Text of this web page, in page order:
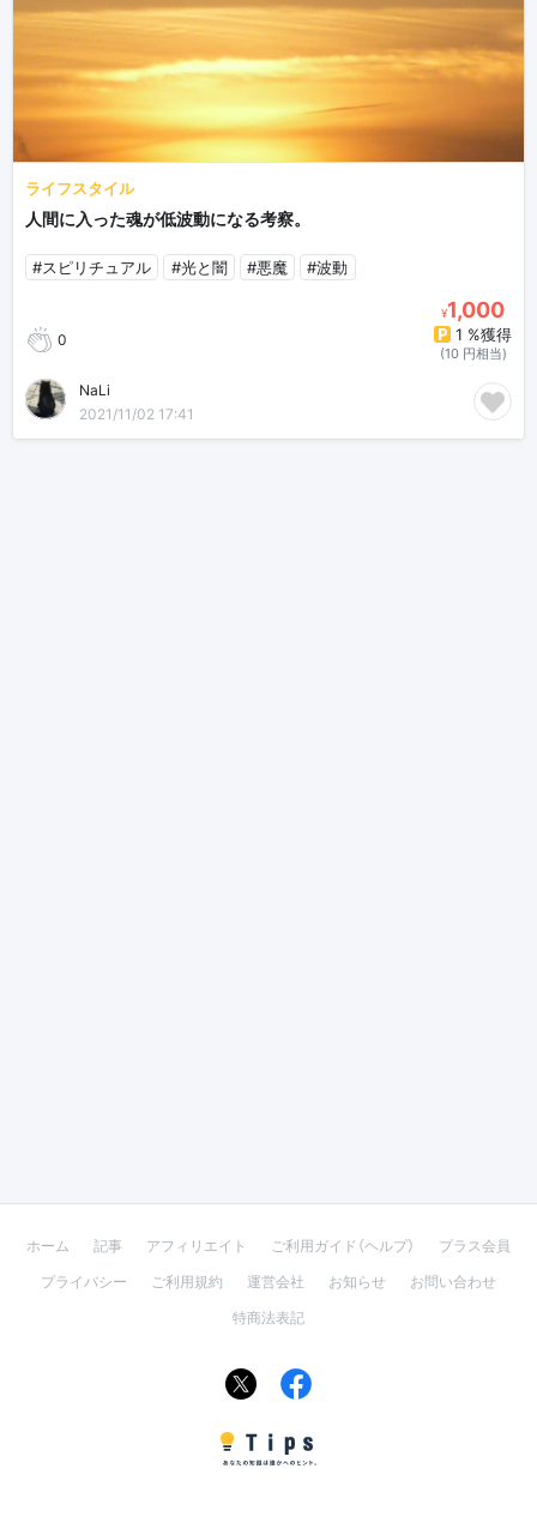
ライフスタイル
人間に入った魂が低波動になる考察。
#スピリチュアル #光と闇 #悪魔 #波動
0
¥1,000
1 %獲得
(10 円相当)
NaLi
2021/11/02 17:41
ホーム 記事 アフィリエイト ご利用ガイド（ヘルプ）
プラス会員
プライバシー
ご利用規約 運営会社 お知らせ
お問い合わせ
特商法表記